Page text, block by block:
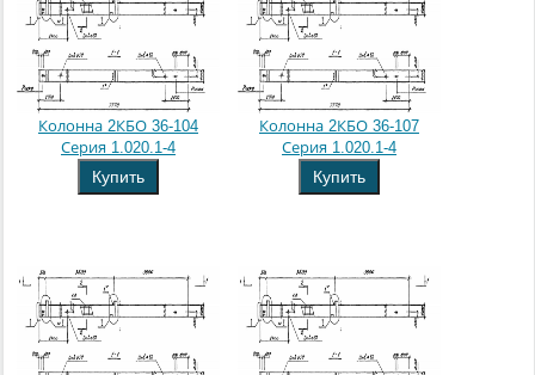
Колонна 2КБО 36-104
Серия 1.020.1-4
Купить
Колонна 2КБО 36-107
Серия 1.020.1-4
Купить